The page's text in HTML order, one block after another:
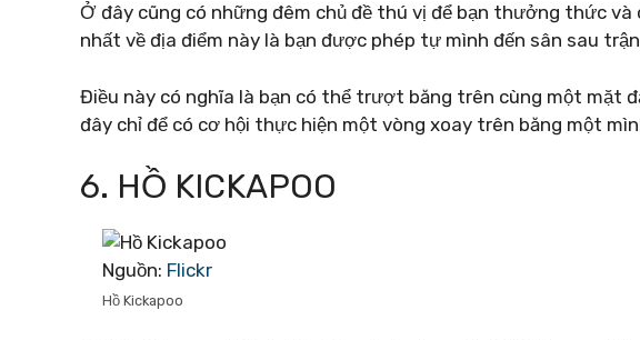
Ở đây cũng có những đêm chủ đề thú vị để bạn thưởng thức
nhất về địa điểm này là bạn được phép tự mình đến sân sau
Điều này có nghĩa là bạn có thể trượt băng trên cùng một mặt
đây chỉ để có cơ hội thực hiện một vòng xoay trên băng một
6. HỒ KICKAPOO
Nguồn: Flickr
Hồ Kickapoo